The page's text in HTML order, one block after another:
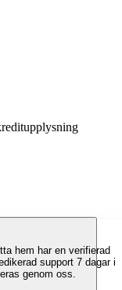
hem har en verifierad
support 7 dagar i
genom oss.